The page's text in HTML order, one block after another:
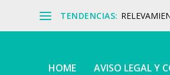
TENDENCIAS:
HOME AVISO LEGAL Y